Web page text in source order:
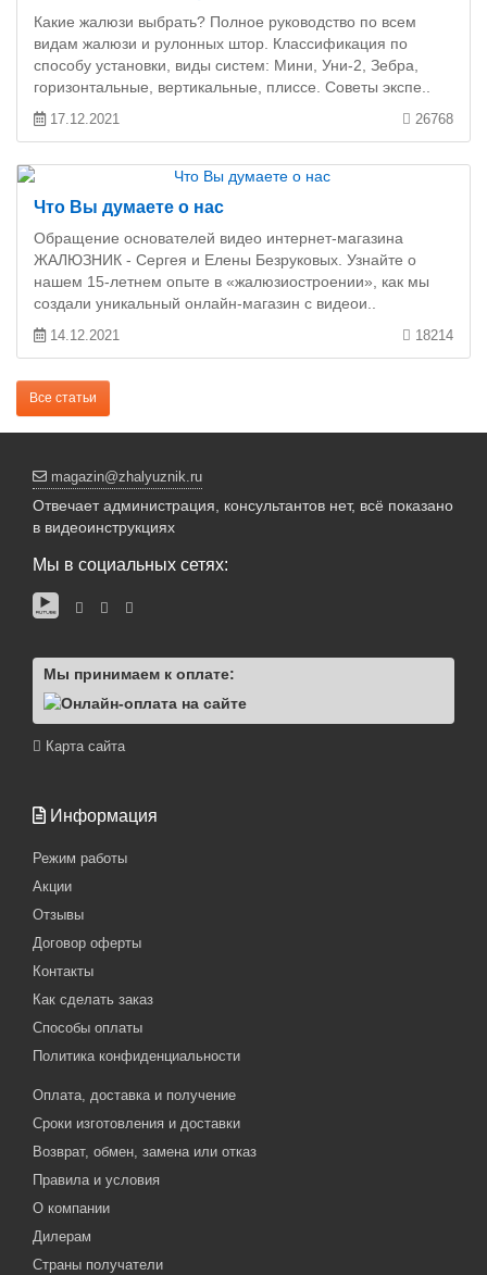
Какие жалюзи выбрать? Полное руководство по всем
видам жалюзи и рулонных штор. Классификация по
способу установки, виды систем: Мини, Уни-2, Зебра,
горизонтальные, вертикальные, плиссе. Советы экспе..
17.12.2021 26768
Что Вы думаете о нас
Обращение основателей видео интернет-магазина
ЖАЛЮЗНИК - Сергея и Елены Безруковых. Узнайте о
нашем 15-летнем опыте в «жалюзиостроении», как мы
создали уникальный онлайн-магазин с видеои..
14.12.2021 18214
Все статьи
magazin@zhalyuznik.ru
Отвечает администрация, консультантов нет, всё показано
в видеоинструкциях
Мы в социальных сетях:
Мы принимаем к оплате:
Карта сайта
Информация
Режим работы
Акции
Отзывы
Договор оферты
Контакты
Как сделать заказ
Способы оплаты
Политика конфиденциальности
Оплата, доставка и получение
Сроки изготовления и доставки
Возврат, обмен, замена или отказ
Правила и условия
О компании
Дилерам
Страны получатели